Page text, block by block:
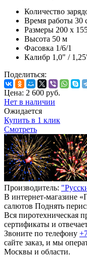
Количество
Время работы 30
Размеры 200 х
Высота 50 м
Фасовка 1/6/1
Калибр 1,0" /
Поделиться:
Цена: 2 600 руб.
Нет в наличии
Ожидается
Купить в 1 клик
Смотреть
Производитель:
В интернет-магазине
салютов Поднять
Вся пиротехническая
сертификаты и
Звоните по телефону
сайте заказ, и мы
Москвы и области.